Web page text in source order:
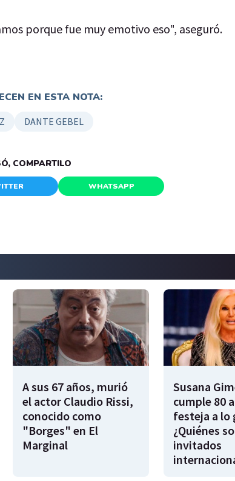
porque fue muy emotivo eso", aseguró.
EN ESTA NOTA:
DANTE GEBEL
COMPARTILO
WHATSAPP
A sus 67 años, murió
el actor Claudio Rissi,
conocido como
"Borges" en El
Marginal
Susana
cumple 80
festeja a lo
¿Quiénes
invitados